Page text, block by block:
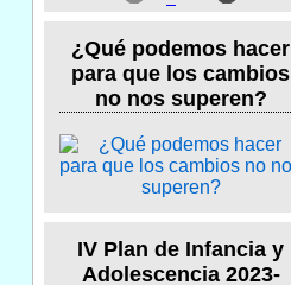
¿Qué podemos hacer
para que los cambios
no nos superen?
IV Plan de Infancia y
Adolescencia 2023-